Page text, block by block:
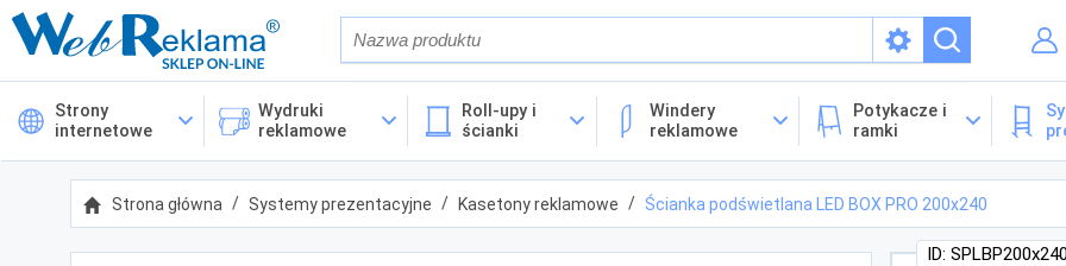
Również w opisach
Cena
Kategorie
Strony
internetowe
Wydruki
reklamowe
Roll-upy i
ścianki
Windery
reklamowe
Potykacze i
ramki
Strona główna Systemy prezentacyjne Kasetony reklamowe Ścianka podświetlana LED BOX PRO 200x240
ID: SPLBP200x240